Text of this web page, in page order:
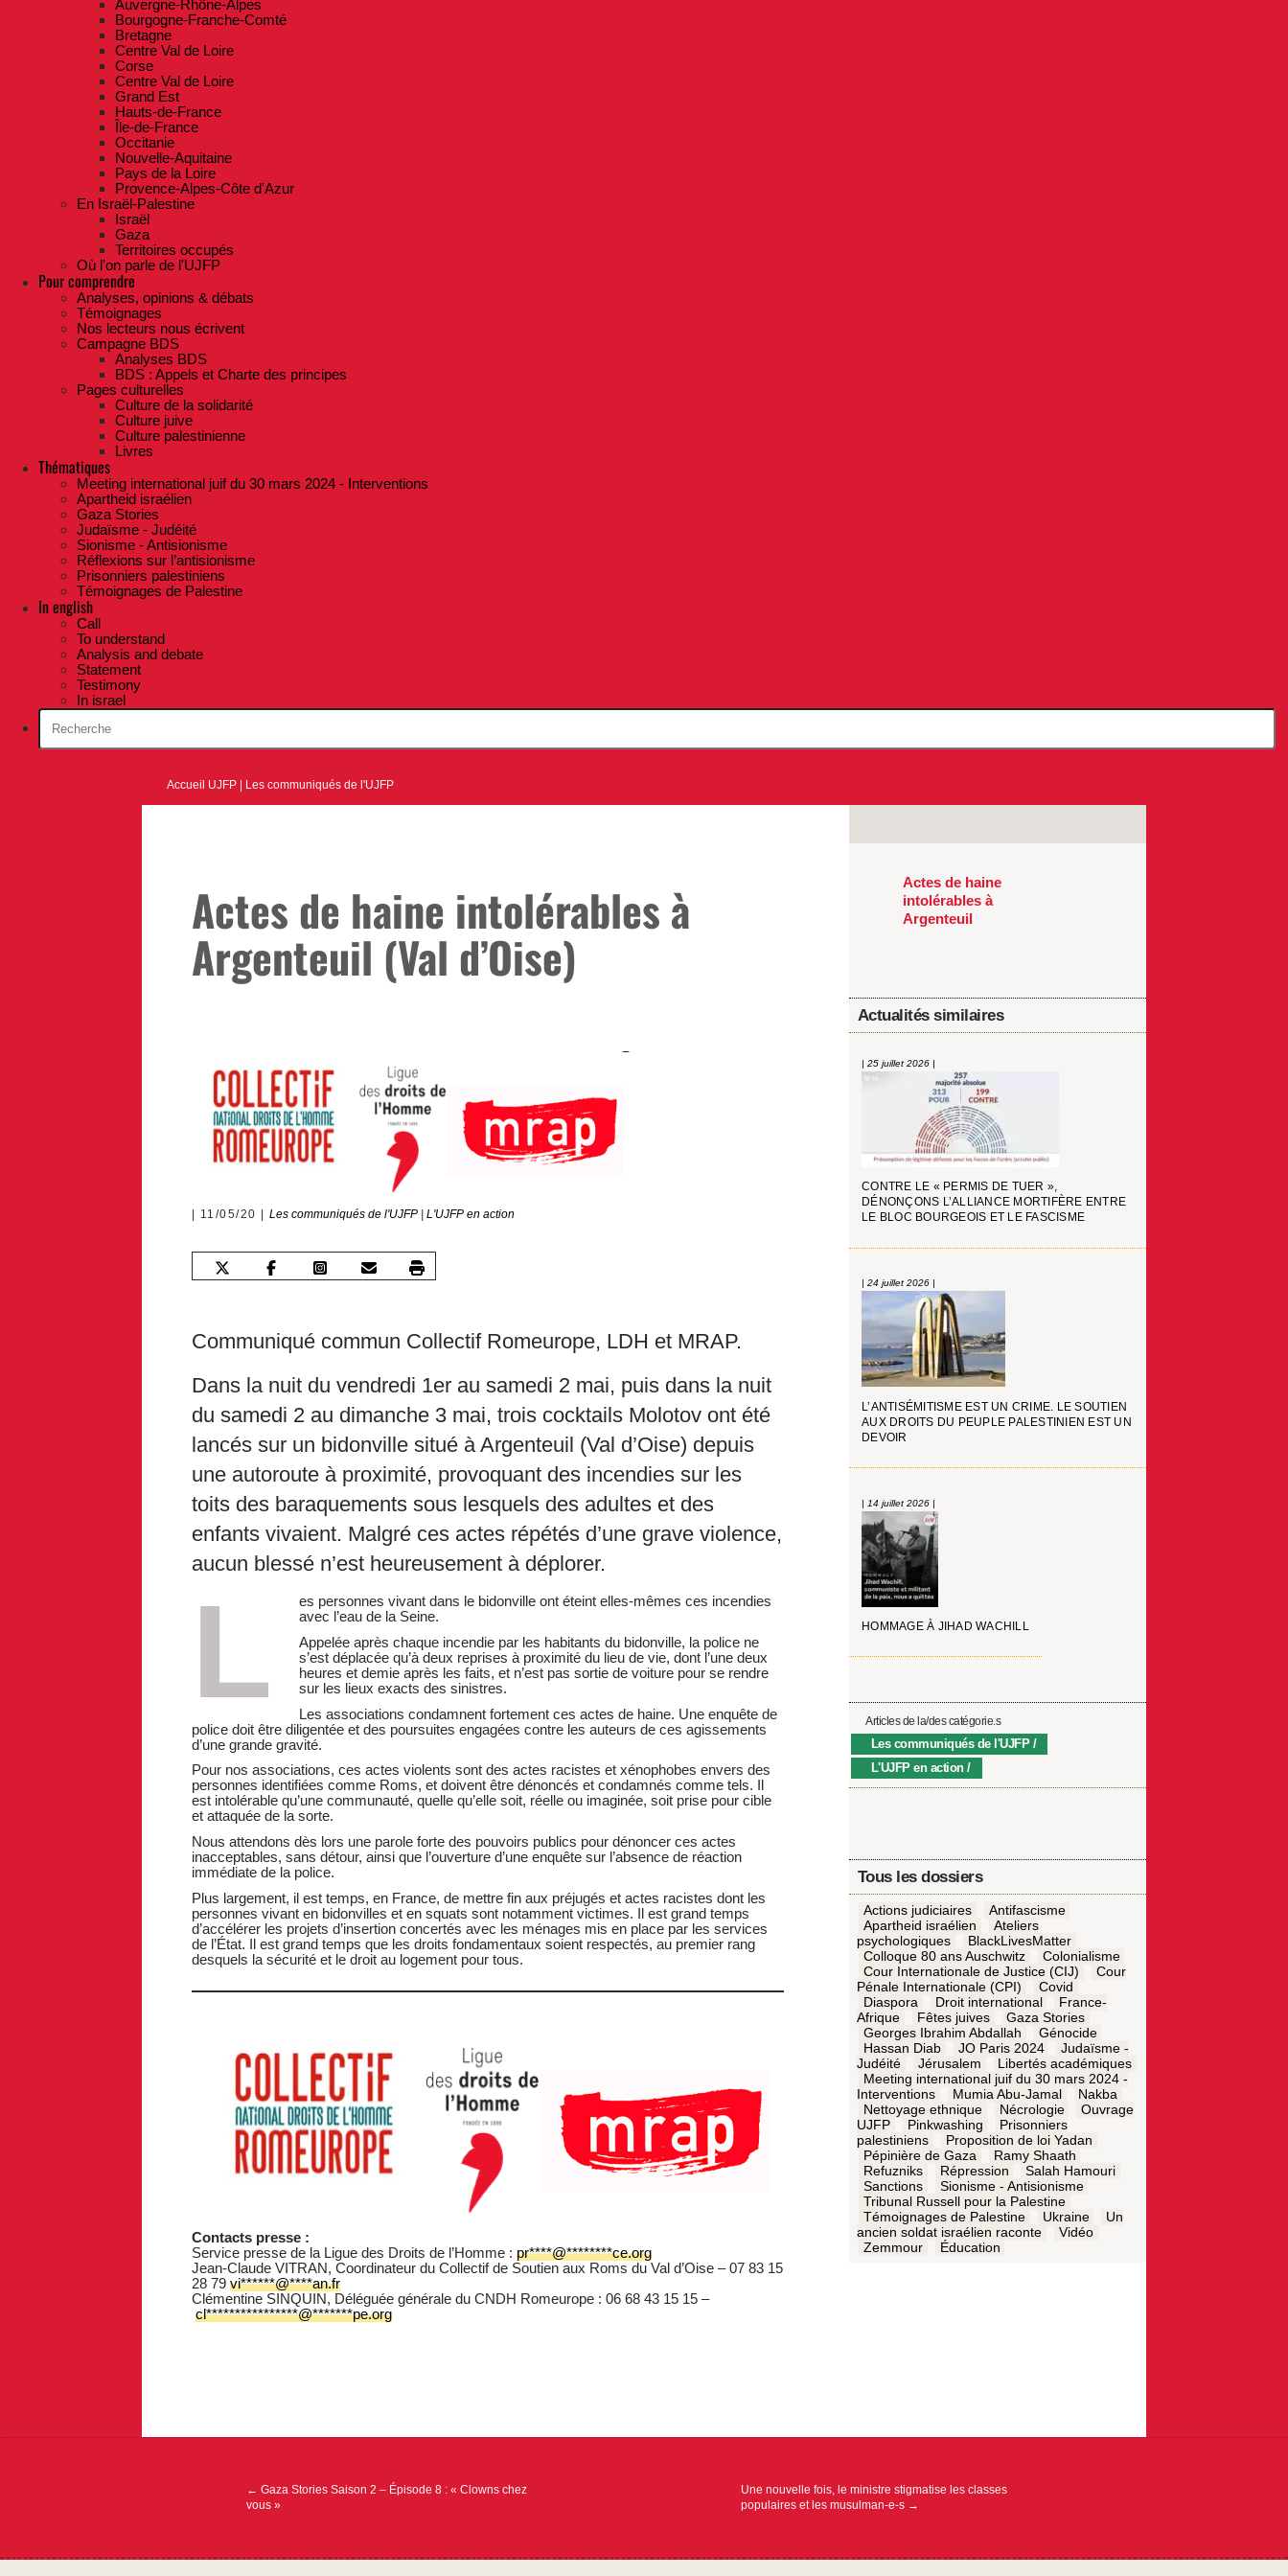
Auvergne-Rhône-Alpes
Bourgogne-Franche-Comté
Bretagne
Centre Val de Loire
Corse
Centre Val de Loire
Grand Est
Hauts-de-France
Île-de-France
Occitanie
Nouvelle-Aquitaine
Pays de la Loire
Provence-Alpes-Côte d'Azur
En Israël-Palestine
Israël
Gaza
Territoires occupés
Où l'on parle de l'UJFP
Pour comprendre
Analyses, opinions & débats
Témoignages
Nos lecteurs nous écrivent
Campagne BDS
Analyses BDS
BDS : Appels et Charte des principes
Pages culturelles
Culture de la solidarité
Culture juive
Culture palestinienne
Livres
Thématiques
Meeting international juif du 30 mars 2024 - Interventions
Apartheid israélien
Gaza Stories
Judaïsme - Judéité
Sionisme - Antisionisme
Réflexions sur l’antisionisme
Prisonniers palestiniens
Témoignages de Palestine
In english
Call
To understand
Analysis and debate
Statement
Testimony
In israel
Accueil UJFP Les communiqués de l'UJFP
Actes de haine intolérables à
Argenteuil (Val d’Oise)
11/05/20 Les communiqués de l'UJFP |L'UJFP en action
Communiqué commun Collectif Romeurope, LDH et MRAP.
Dans la nuit du vendredi 1er au samedi 2 mai, puis dans la nuit
du samedi 2 au dimanche 3 mai, trois cocktails Molotov ont été
lancés sur un bidonville situé à Argenteuil (Val d’Oise) depuis
une autoroute à proximité, provoquant des incendies sur les
toits des baraquements sous lesquels des adultes et des
enfants vivaient. Malgré ces actes répétés d’une grave violence,
aucun blessé n’est heureusement à déplorer.
L
es personnes vivant dans le bidonville ont éteint elles-mêmes ces incendies
avec l’eau de la Seine.
Appelée après chaque incendie par les habitants du bidonville, la police ne
s’est déplacée qu’à deux reprises à proximité du lieu de vie, dont l’une deux
heures et demie après les faits, et n’est pas sortie de voiture pour se rendre
sur les lieux exacts des sinistres.
Les associations condamnent fortement ces actes de haine. Une enquête de
police doit être diligentée et des poursuites engagées contre les auteurs de ces agissements
d’une grande gravité.
Pour nos associations, ces actes violents sont des actes racistes et xénophobes envers des
personnes identifiées comme Roms, et doivent être dénoncés et condamnés comme tels. Il
est intolérable qu’une communauté, quelle qu’elle soit, réelle ou imaginée, soit prise pour cible
et attaquée de la sorte.
Nous attendons dès lors une parole forte des pouvoirs publics pour dénoncer ces actes
inacceptables, sans détour, ainsi que l’ouverture d’une enquête sur l’absence de réaction
immédiate de la police.
Plus largement, il est temps, en France, de mettre fin aux préjugés et actes racistes dont les
personnes vivant en bidonvilles et en squats sont notamment victimes. Il est grand temps
d’accélérer les projets d’insertion concertés avec les ménages mis en place par les services
de l’État. Il est grand temps que les droits fondamentaux soient respectés, au premier rang
desquels la sécurité et le droit au logement pour tous.
Contacts presse :
Service presse de la Ligue des Droits de l’Homme : pr****@********ce.org
Jean-Claude VITRAN, Coordinateur du Collectif de Soutien aux Roms du Val d’Oise – 07 83 15
28 79 vi******@****an.fr
Clémentine SINQUIN, Déléguée générale du CNDH Romeurope : 06 68 43 15 15 –
cl****************@*******pe.org
Actes de haine
intolérables à
Argenteuil
Actualités similaires
| 25 juillet 2026 |
CONTRE LE « PERMIS DE TUER »,
DÉNONÇONS L’ALLIANCE MORTIFÈRE ENTRE
LE BLOC BOURGEOIS ET LE FASCISME
| 24 juillet 2026 |
L’ANTISÉMITISME EST UN CRIME. LE SOUTIEN
AUX DROITS DU PEUPLE PALESTINIEN EST UN
DEVOIR
| 14 juillet 2026 |
HOMMAGE À JIHAD WACHILL
Articles de la/des catégorie.s
Les communiqués de l'UJFP
L'UJFP en action
Tous les dossiers
Actions judiciaires
Antifascisme
Apartheid israélien
Ateliers
psychologiques
BlackLivesMatter
Colloque 80 ans Auschwitz
Colonialisme
Cour Internationale de Justice (CIJ)
Cour
Pénale Internationale (CPI)
Covid
Diaspora
Droit international
France-
Afrique
Fêtes juives
Gaza Stories
Georges Ibrahim Abdallah
Génocide
Hassan Diab
JO Paris 2024
Judaïsme -
Judéité
Jérusalem
Libertés académiques
Meeting international juif du 30 mars 2024 -
Interventions
Mumia Abu-Jamal
Nakba
Nettoyage ethnique
Nécrologie
Ouvrage
UJFP
Pinkwashing
Prisonniers
palestiniens
Proposition de loi Yadan
Pépinière de Gaza
Ramy Shaath
Refuzniks
Répression
Salah Hamouri
Sanctions
Sionisme - Antisionisme
Tribunal Russell pour la Palestine
Témoignages de Palestine
Ukraine
Un
ancien soldat israélien raconte
Vidéo
Zemmour
Éducation
Navigation
← Gaza Stories Saison 2 – Épisode 8 : « Clowns chez
vous »
Une nouvelle fois, le ministre stigmatise les classes
populaires et les musulman-e-s →